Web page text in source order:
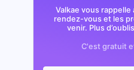
Valkae vous
rendez-vous et les
venir. Plus
C'est gratuit